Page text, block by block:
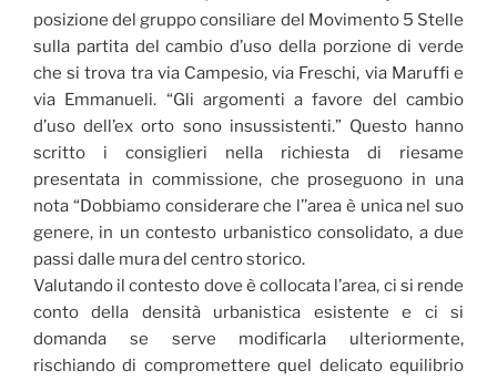
posizione del gruppo consiliare del Movimento 5 Stelle
sulla partita del cambio d’uso della porzione di verde
che si trova tra via Campesio, via Freschi, via Maruffi e
via Emmanueli. “Gli argomenti a favore del cambio
d’uso dell’ex orto sono insussistenti.” Questo hanno
scritto i consiglieri nella richiesta di riesame
presentata in commissione, che proseguono in una
nota “Dobbiamo considerare che l’’area è unica nel suo
genere, in un contesto urbanistico consolidato, a due
passi dalle mura del centro storico.
Valutando il contesto dove è collocata l’area, ci si rende
conto della densità urbanistica esistente e ci si
domanda se serve modificarla ulteriormente,
rischiando di compromettere quel delicato equilibrio